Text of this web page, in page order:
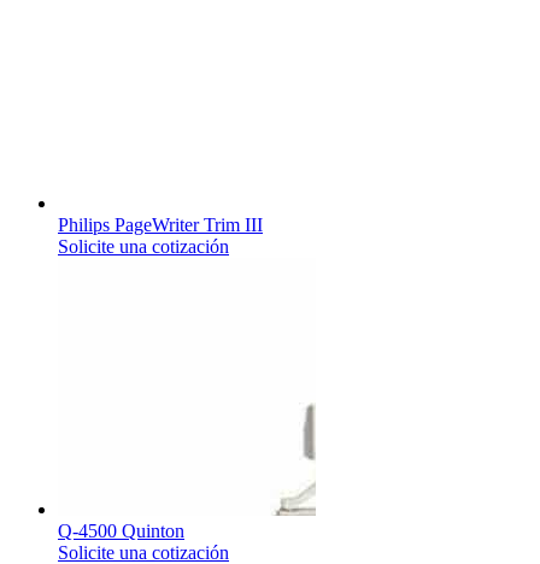
Philips PageWriter Trim III
Solicite una cotización
Q-4500 Quinton
Solicite una cotización